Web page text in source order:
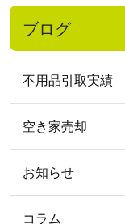
2017年7月
2016年
2016年11月
2016年2月
2015年
2015年2月
ブログ
不用品引取実績
空き家売却
お知らせ
コラム